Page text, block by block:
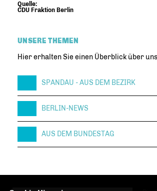
Quelle:
CDU Fraktion Berlin
UNSERE THEMEN
Hier erhalten Sie einen Überblick über
SPANDAU - AUS DEM BEZIRK
BERLIN-NEWS
AUS DEM BUNDESTAG